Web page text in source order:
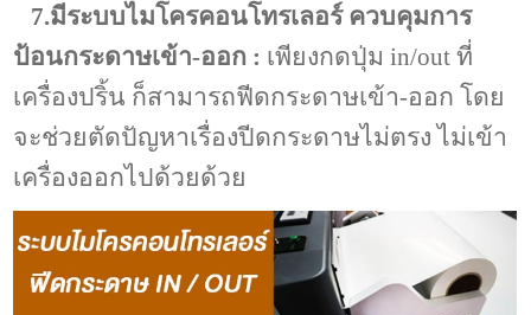
7.มีระบบไมโครคอนโทรเลอร์ ควบคุมการ
ป้อนกระดาษเข้า-ออก : เพียงกดปุ่ม in/out ที่
เครื่องปริ้น ก็สามารถฟีดกระดาษเข้า-ออก โดย
จะช่วยตัดปัญหาเรื่องปีดกระดาษไม่ตรง ไม่เข้า
เครื่องออกไปด้วยด้วย